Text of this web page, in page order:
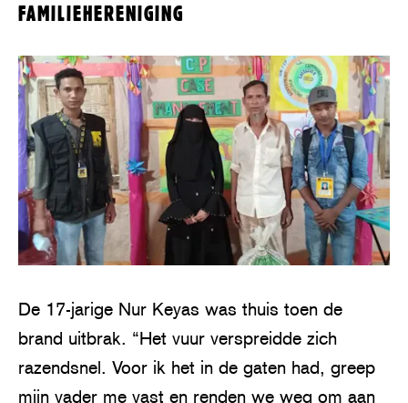
FAMILIEHERENIGING
De 17-jarige Nur Keyas was thuis toen de
brand uitbrak. “Het vuur verspreidde zich
razendsnel. Voor ik het in de gaten had, greep
mijn vader me vast en renden we weg om aan